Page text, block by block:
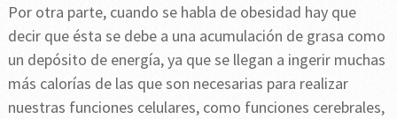
Por otra parte, cuando se habla de obesidad hay que
decir que ésta se debe a una acumulación de grasa como
un depósito de energía, ya que se llegan a ingerir muchas
más calorías de las que son necesarias para realizar
nuestras funciones celulares, como funciones cerebrales,